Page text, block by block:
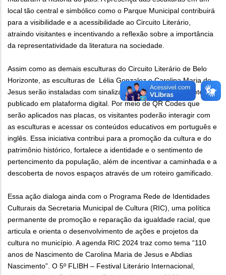
local tão central e simbólico como o Parque Municipal contribuirá
para a visibilidade e a acessibilidade ao Circuito Literário,
atraindo visitantes e incentivando a reflexão sobre a importância
da representatividade da literatura na sociedade.
Assim como as demais esculturas do Circuito Literário de Belo
Horizonte, as esculturas de Lélia Gonzalez e Carolina Maria de
Jesus serão instaladas com sinalização interpretativa e conteúdo
publicado em plataforma digital. Por meio de QR Codes que
serão aplicados nas placas, os visitantes poderão interagir com
as esculturas e acessar os conteúdos educativos em português e
inglês. Essa iniciativa contribui para a promoção da cultura e do
patrimônio histórico, fortalece a identidade e o sentimento de
pertencimento da população, além de incentivar a caminhada e a
descoberta de novos espaços através de um roteiro gamificado.
Essa ação dialoga ainda com o Programa Rede de Identidades
Culturais da Secretaria Municipal de Cultura (RIC), uma política
permanente de promoção e reparação da igualdade racial, que
articula e orienta o desenvolvimento de ações e projetos da
cultura no município. A agenda RIC 2024 traz como tema “110
anos de Nascimento de Carolina Maria de Jesus e Abdias
Nascimento”. O 5º FLIBH – Festival Literário Internacional,